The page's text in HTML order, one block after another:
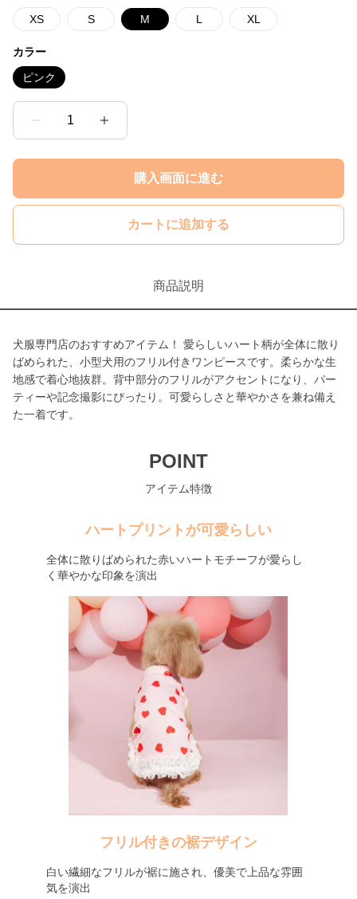
XS S M L XL
カラー
ピンク
1
購入画面に進む
カートに追加する
商品説明
犬服専門店のおすすめアイテム！ 愛らしいハート柄が全体に散り
ばめられた、小型犬用のフリル付きワンピースです。柔らかな生
地感で着心地抜群。背中部分のフリルがアクセントになり、パー
ティーや記念撮影にぴったり。可愛らしさと華やかさを兼ね備え
た一着です。
POINT
アイテム特徴
ハートプリントが可愛らしい
全体に散りばめられた赤いハートモチーフが愛らし
く華やかな印象を演出
フリル付きの裾デザイン
白い繊細なフリルが裾に施され、優美で上品な雰囲
気を演出